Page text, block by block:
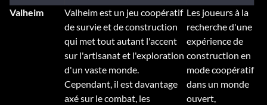
Valheim
Valheim est un jeu coopératif
de survie et de construction
qui met tout autant l'accent
sur l'artisanat et l'exploration
d'un vaste monde.
Cependant, il est davantage
axé sur le combat, les
Les joueurs à la
recherche d'une
expérience de
construction en
mode coopératif
dans un monde
ouvert,